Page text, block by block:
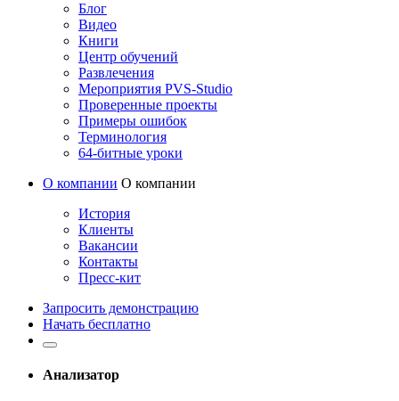
Блог
Видео
Книги
Центр обучений
Развлечения
Мероприятия PVS-Studio
Проверенные проекты
Примеры ошибок
Терминология
64-битные уроки
О компании О компании
История
Клиенты
Вакансии
Контакты
Пресс-кит
Запросить демонстрацию
Начать бесплатно
Анализатор